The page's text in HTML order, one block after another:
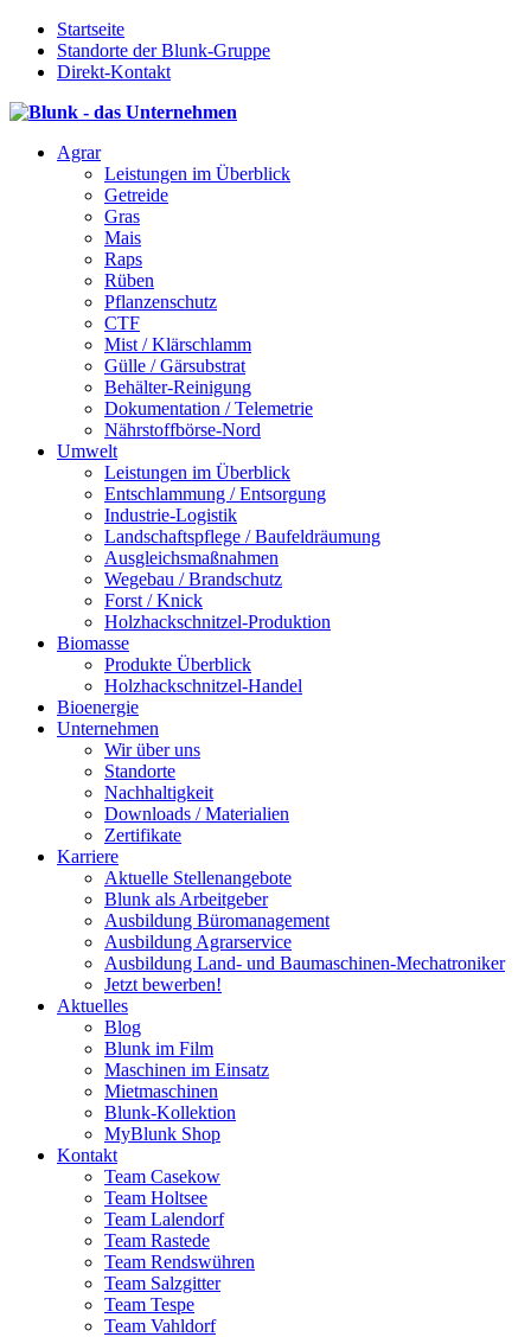
Startseite
Standorte der Blunk-Gruppe
Direkt-Kontakt
Agrar
Leistungen im Überblick
Getreide
Gras
Mais
Raps
Rüben
Pflanzenschutz
CTF
Mist / Klärschlamm
Gülle / Gärsubstrat
Behälter-Reinigung
Dokumentation / Telemetrie
Nährstoffbörse-Nord
Umwelt
Leistungen im Überblick
Entschlammung / Entsorgung
Industrie-Logistik
Landschaftspflege / Baufeldräumung
Ausgleichsmaßnahmen
Wegebau / Brandschutz
Forst / Knick
Holzhackschnitzel-Produktion
Biomasse
Produkte Überblick
Holzhackschnitzel-Handel
Bioenergie
Unternehmen
Wir über uns
Standorte
Nachhaltigkeit
Downloads / Materialien
Zertifikate
Karriere
Aktuelle Stellenangebote
Blunk als Arbeitgeber
Ausbildung Büromanagement
Ausbildung Agrarservice
Ausbildung Land- und Baumaschinen-Mechatroniker
Jetzt bewerben!
Aktuelles
Blog
Blunk im Film
Maschinen im Einsatz
Mietmaschinen
Blunk-Kollektion
MyBlunk Shop
Kontakt
Team Casekow
Team Holtsee
Team Lalendorf
Team Rastede
Team Rendswühren
Team Salzgitter
Team Tespe
Team Vahldorf